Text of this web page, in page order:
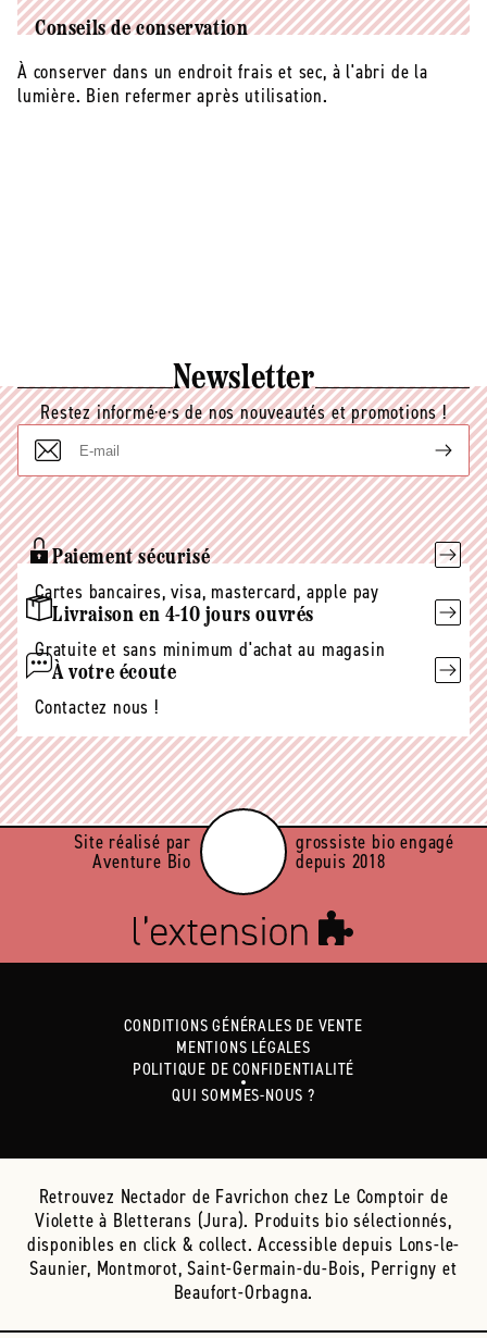
Conseils de conservation
À conserver dans un endroit frais et sec, à l'abri de la
lumière. Bien refermer après utilisation.
Newsletter
Restez informé·e·s de nos nouveautés et promotions !
E-
mail
Paiement sécurisé
Cartes bancaires, visa, mastercard, apple pay
Livraison en 4-10 jours ouvrés
Gratuite et sans minimum d'achat au magasin
À votre écoute
Contactez nous !
Site réalisé par
Aventure Bio
grossiste bio engagé
depuis 2018
CONDITIONS GÉNÉRALES DE VENTE
MENTIONS LÉGALES
POLITIQUE DE CONFIDENTIALITÉ
QUI SOMMES-NOUS ?
Retrouvez Nectador de Favrichon chez Le Comptoir de
Violette à Bletterans (Jura). Produits bio sélectionnés,
disponibles en click & collect. Accessible depuis Lons-le-
Saunier, Montmorot, Saint-Germain-du-Bois, Perrigny et
Beaufort-Orbagna.